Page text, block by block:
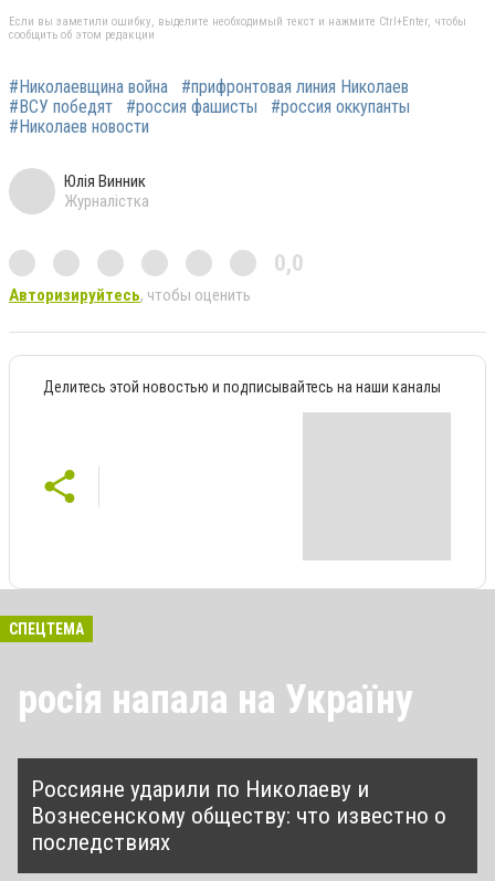
Если вы заметили ошибку, выделите необходимый текст и нажмите Ctrl+Enter, чтобы
сообщить об этом редакции
#Николаевщина война
#прифронтовая линия Николаев
#ВСУ победят
#россия фашисты
#россия оккупанты
#Николаев новости
Юлія Винник
Журналістка
0,0
Авторизируйтесь, чтобы оценить
Делитесь этой новостью и подписывайтесь на наши каналы
СПЕЦТЕМА
росія напала на Україну
Россияне ударили по Николаеву и
Вознесенскому обществу: что известно о
последствиях